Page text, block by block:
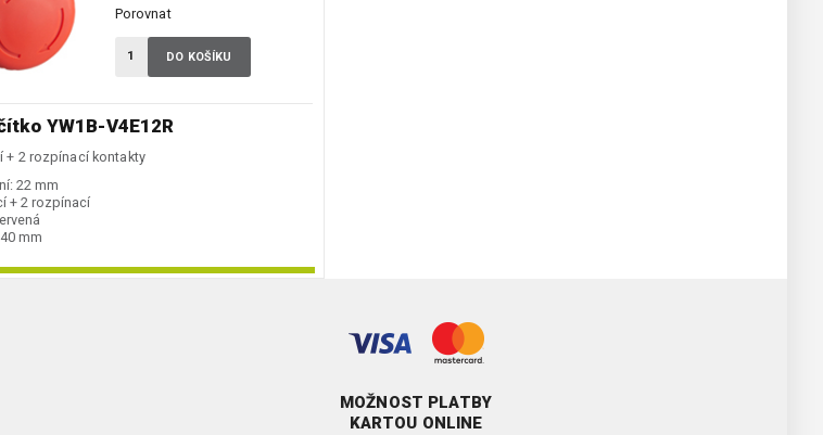
YW1B-V4E12R
+ 2 rozpínací kontakty
22 mm
+ 2 rozpínací
40 mm
Porovnat
DO KOŠÍKU
MOŽNOST PLATBY
KARTOU ONLINE